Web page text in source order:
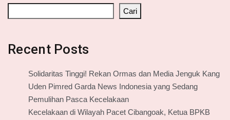
Cari
Recent Posts
Solidaritas Tinggi! Rekan Ormas dan Media Jenguk Kang
Uden Pimred Garda News Indonesia yang Sedang
Pemulihan Pasca Kecelakaan
Kecelakaan di Wilayah Pacet Cibangoak, Ketua BPKB